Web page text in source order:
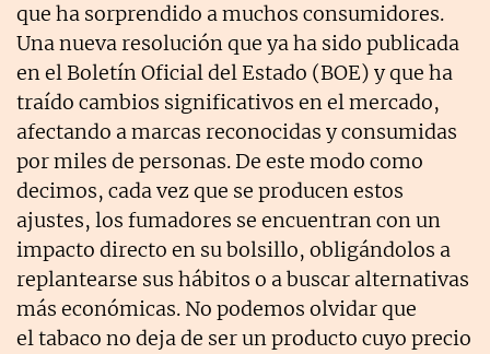
que ha sorprendido a muchos consumidores.
Una nueva resolución que ya ha sido publicada
en el Boletín Oficial del Estado (BOE) y que ha
traído cambios significativos en el mercado,
afectando a marcas reconocidas y consumidas
por miles de personas. De este modo como
decimos, cada vez que se producen estos
ajustes, los fumadores se encuentran con un
impacto directo en su bolsillo, obligándolos a
replantearse sus hábitos o a buscar alternativas
más económicas. No podemos olvidar que
el tabaco no deja de ser un producto cuyo precio